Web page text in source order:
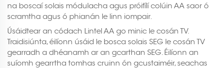
na boscaí solais módulacha agus próifílí colúin AA saor ó
scramtha agus ó phianán le linn iompair.
Úsáidtear an códach Lintel AA go minic le cosán TV.
Traidisiúnta, éilíonn úsáid le bosca solais SEG le cosán TV
gearradh a dhéanamh ar an gcarthan SEG. Éilíonn an
suíomh gearrtha tomhas cruinn ón gcustaiméir, seachas